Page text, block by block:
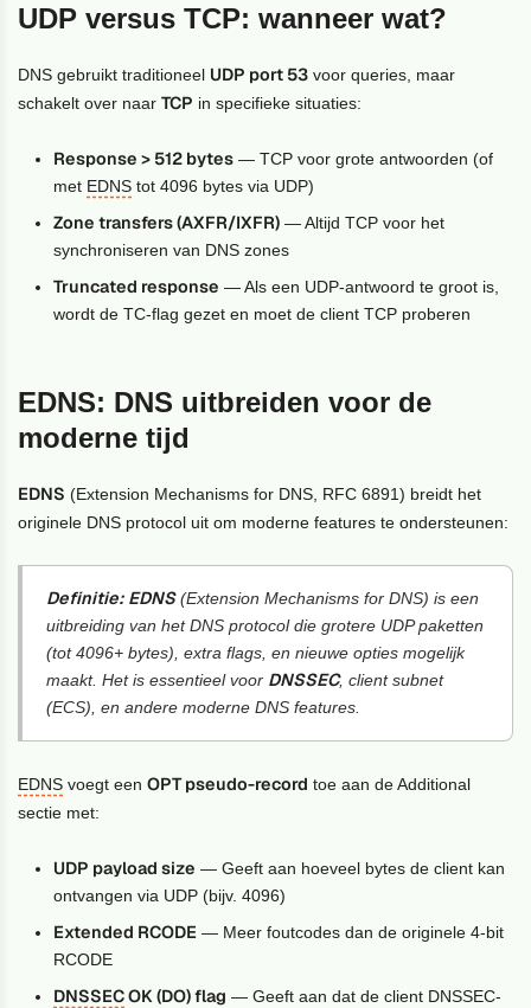
UDP versus TCP: wanneer wat?
DNS gebruikt traditioneel UDP port 53 voor queries, maar
schakelt over naarTCP in specifieke situaties:
Response > 512 bytes — TCP voor grote antwoorden (of
met EDNS tot 4096 bytes via UDP)
Zone transfers (AXFR/IXFR) — Altijd TCP voor het
synchroniseren van DNS zones
Truncated response — Als een UDP-antwoord te groot is,
wordt de TC-flag gezet en moet de client TCP proberen
EDNS: DNS uitbreiden voor de
moderne tijd
EDNS (Extension Mechanisms for DNS, RFC 6891) breidt het
originele DNS protocol uit om moderne features te ondersteunen:
Definitie: EDNS(Extension Mechanisms for DNS) is een
uitbreiding van het DNS protocol die grotere UDP paketten
(tot 4096+ bytes), extra flags, en nieuwe opties mogelijk
maakt. Het is essentieel voor DNSSEC, client subnet
(ECS), en andere moderne DNS features.
EDNS voegt eenOPT pseudo-record toe aan de Additional
sectie met:
UDP payload size — Geeft aan hoeveel bytes de client kan
ontvangen via UDP (bijv. 4096)
Extended RCODE — Meer foutcodes dan de originele 4-bit
RCODE
DNSSECOK (DO) flag — Geeft aan dat de client DNSSEC-